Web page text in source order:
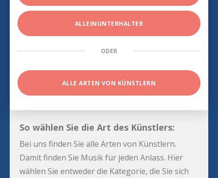
ALLEINUNTERHALTER
ODER
ALLE ARTEN VON KÜNSTLERN
So wählen Sie die Art des Künstlers:
Bei uns finden Sie alle Arten von Künstlern.
Damit finden Sie Musik für jeden Anlass. Hier
wählen Sie entweder die Kategorie, die Sie sich